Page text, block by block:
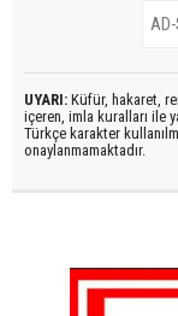
UYARI: Küfür, hakaret,
içeren, imla kuralları ile
Türkçe karakter
onaylanmamaktadır.